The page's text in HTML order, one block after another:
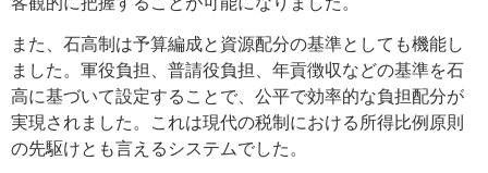
また、石高制は予算編成と資源配分の基準としても機能し
ました。軍役負担、普請役負担、年貢徴収などの基準を石
高に基づいて設定することで、公平で効率的な負担配分が
実現されました。これは現代の税制における所得比例原則
の先駆けとも言えるシステムでした。